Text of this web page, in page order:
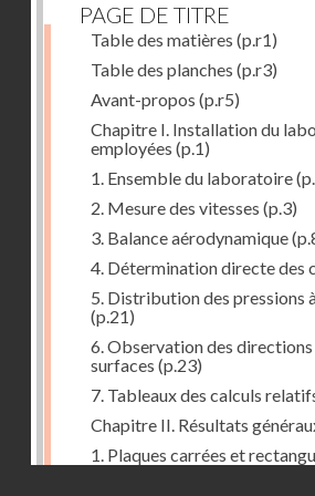
PAGE DE TITRE
Table des matières (p.r1)
Table des planches (p.r3)
Avant-propos (p.r5)
Chapitre I. Installation du
employées (p.1)
1. Ensemble du laboratoire
2. Mesure des vitesses (p.3)
3. Balance aérodynamique
4. Détermination directe des
5. Distribution des pressions
(p.21)
6. Observation des
surfaces (p.23)
7. Tableaux des calculs
Chapitre II. Résultats
1. Plaques carrées et